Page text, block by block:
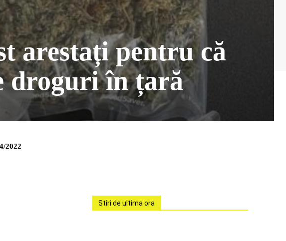
arestați pentru că
droguri în țară
2022
Stiri de ultima ora